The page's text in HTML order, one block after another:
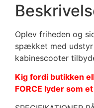
Oplev friheden og
spækket med udstyr
kabinescooter
Kig fordi butikken
FORCE lyder som